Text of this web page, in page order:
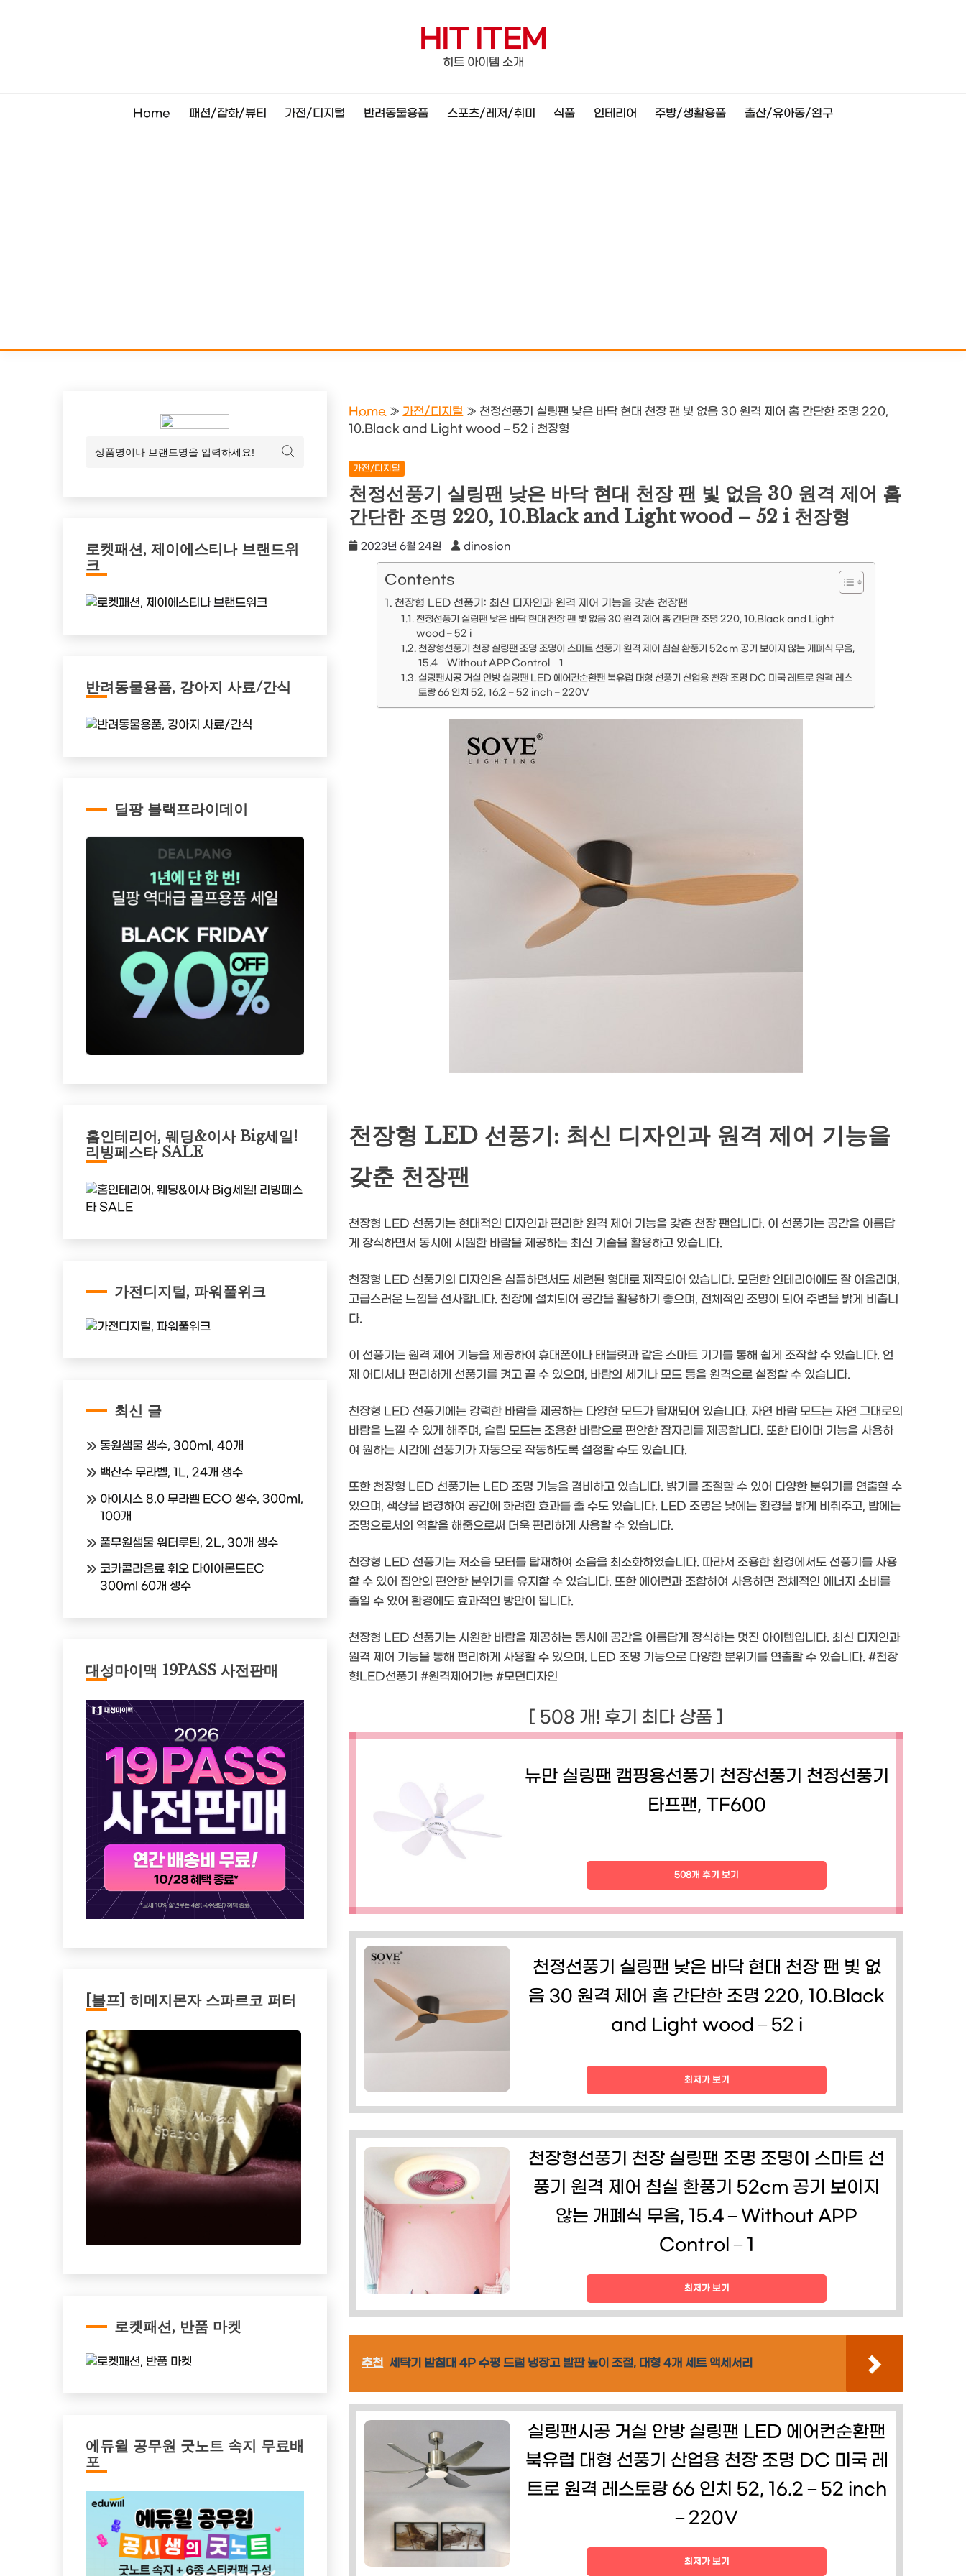
HIT ITEM
히트 아이템 소개
Home 패션/잡화/뷰티 가전/디지털 반려동물용품 스포츠/레저/취미 식품 인테리어 주방/생활용품 출산/유아동/완구
Home » 가전/디지털 » 천정선풍기 실링팬 낮은 바닥 현대 천장 팬 빛 없음 30 원격 제어 홈 간단한 조명 220,
10.Black and Light wood – 52 i 천장형
가전/디지털
천정선풍기 실링팬 낮은 바닥 현대 천장 팬 빛 없음 30 원격 제어 홈
간단한 조명 220, 10.Black and Light wood – 52 i 천장형
2023년 6월 24일 dinosion
Contents
천장형 LED 선풍기: 최신 디자인과 원격 제어 기능을 갖춘 천장팬
천정선풍기 실링팬 낮은 바닥 현대 천장 팬 빛 없음 30 원격 제어 홈 간단한 조명 220, 10.Black and Light
wood – 52 i
천장형선풍기 천장 실링팬 조명 조명이 스마트 선풍기 원격 제어 침실 환풍기 52cm 공기 보이지 않는 개폐식 무음,
15.4 – Without APP Control – 1
실링팬시공 거실 안방 실링팬 LED 에어컨순환팬 북유럽 대형 선풍기 산업용 천장 조명 DC 미국 레트로 원격 레스
토랑 66 인치 52, 16.2 – 52 inch – 220V
천장형 LED 선풍기: 최신 디자인과 원격 제어 기능을
갖춘 천장팬
천장형 LED 선풍기는 현대적인 디자인과 편리한 원격 제어 기능을 갖춘 천장 팬입니다. 이 선풍기는 공간을 아름답
게 장식하면서 동시에 시원한 바람을 제공하는 최신 기술을 활용하고 있습니다.
천장형 LED 선풍기의 디자인은 심플하면서도 세련된 형태로 제작되어 있습니다. 모던한 인테리어에도 잘 어울리며,
고급스러운 느낌을 선사합니다. 천장에 설치되어 공간을 활용하기 좋으며, 전체적인 조명이 되어 주변을 밝게 비춥니
다.
이 선풍기는 원격 제어 기능을 제공하여 휴대폰이나 태블릿과 같은 스마트 기기를 통해 쉽게 조작할 수 있습니다. 언
제 어디서나 편리하게 선풍기를 켜고 끌 수 있으며, 바람의 세기나 모드 등을 원격으로 설정할 수 있습니다.
천장형 LED 선풍기에는 강력한 바람을 제공하는 다양한 모드가 탑재되어 있습니다. 자연 바람 모드는 자연 그대로의
바람을 느낄 수 있게 해주며, 슬립 모드는 조용한 바람으로 편안한 잠자리를 제공합니다. 또한 타이머 기능을 사용하
여 원하는 시간에 선풍기가 자동으로 작동하도록 설정할 수도 있습니다.
또한 천장형 LED 선풍기는 LED 조명 기능을 겸비하고 있습니다. 밝기를 조절할 수 있어 다양한 분위기를 연출할 수
있으며, 색상을 변경하여 공간에 화려한 효과를 줄 수도 있습니다. LED 조명은 낮에는 환경을 밝게 비춰주고, 밤에는
조명으로서의 역할을 해줌으로써 더욱 편리하게 사용할 수 있습니다.
천장형 LED 선풍기는 저소음 모터를 탑재하여 소음을 최소화하였습니다. 따라서 조용한 환경에서도 선풍기를 사용
할 수 있어 집안의 편안한 분위기를 유지할 수 있습니다. 또한 에어컨과 조합하여 사용하면 전체적인 에너지 소비를
줄일 수 있어 환경에도 효과적인 방안이 됩니다.
천장형 LED 선풍기는 시원한 바람을 제공하는 동시에 공간을 아름답게 장식하는 멋진 아이템입니다. 최신 디자인과
원격 제어 기능을 통해 편리하게 사용할 수 있으며, LED 조명 기능으로 다양한 분위기를 연출할 수 있습니다. #천장
형LED선풍기 #원격제어기능 #모던디자인
[ 508 개! 후기 최다 상품 ]
뉴만 실링팬 캠핑용선풍기 천장선풍기 천정선풍기
타프팬, TF600
508개 후기 보기
천정선풍기 실링팬 낮은 바닥 현대 천장 팬 빛 없
음 30 원격 제어 홈 간단한 조명 220, 10.Black
and Light wood – 52 i
최저가 보기
천장형선풍기 천장 실링팬 조명 조명이 스마트 선
풍기 원격 제어 침실 환풍기 52cm 공기 보이지
않는 개폐식 무음, 15.4 – Without APP
Control – 1
최저가 보기
추천 세탁기 받침대 4P 수평 드럼 냉장고 발판 높이 조절, 대형 4개 세트 액세서리
실링팬시공 거실 안방 실링팬 LED 에어컨순환팬
북유럽 대형 선풍기 산업용 천장 조명 DC 미국 레
트로 원격 레스토랑 66 인치 52, 16.2 – 52 inch
– 220V
최저가 보기
로켓패션, 제이에스티나 브랜드위
크
반려동물용품, 강아지 사료/간식
딜팡 블랙프라이데이
홈인테리어, 웨딩&이사 Big세일!
리빙페스타 SALE
가전디지털, 파워풀위크
최신 글
동원샘물 생수, 300ml, 40개
백산수 무라벨, 1L, 24개 생수
아이시스 8.0 무라벨 ECO 생수, 300ml,
100개
풀무원샘물 워터루틴, 2L, 30개 생수
코카콜라음료 휘오 다이아몬드EC
300ml 60개 생수
대성마이맥 19PASS 사전판매
[블프] 히메지몬자 스파르코 퍼터
로켓패션, 반품 마켓
에듀윌 공무원 굿노트 속지 무료배
포